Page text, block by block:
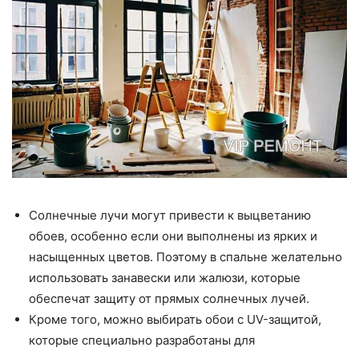
Солнечные лучи могут привести к выцветанию
обоев, особенно если они выполнены из ярких и
насыщенных цветов. Поэтому в спальне желательно
использовать занавески или жалюзи, которые
обеспечат защиту от прямых солнечных лучей.
Кроме того, можно выбирать обои с UV-защитой,
которые специально разработаны для